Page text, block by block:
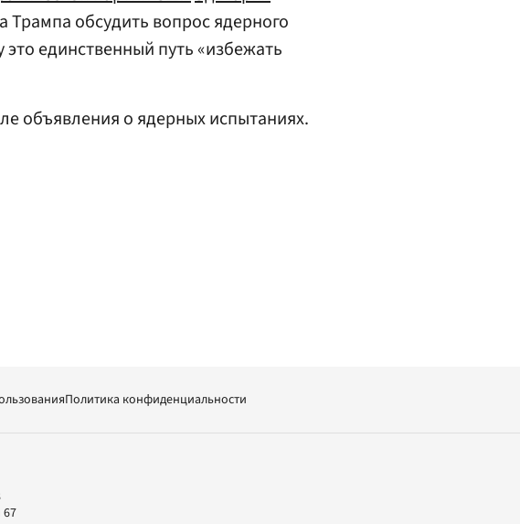
обсудить вопрос ядерного
единственный путь «избежать
объявления о ядерных испытаниях.
Политика конфиденциальности
67